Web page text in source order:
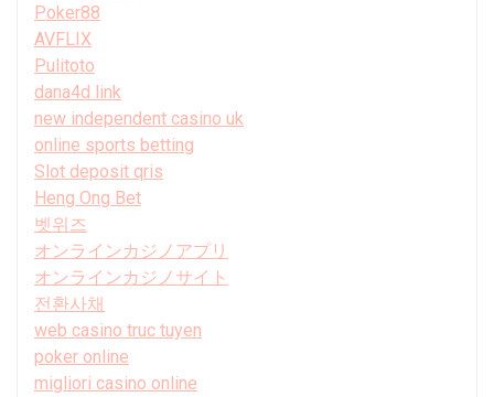
Poker88
AVFLIX
Pulitoto
dana4d link
new independent casino uk
online sports betting
Slot deposit qris
Heng Ong Bet
벳위즈
オンラインカジノアプリ
オンラインカジノサイト
전환사채
web casino truc tuyen
poker online
migliori casino online